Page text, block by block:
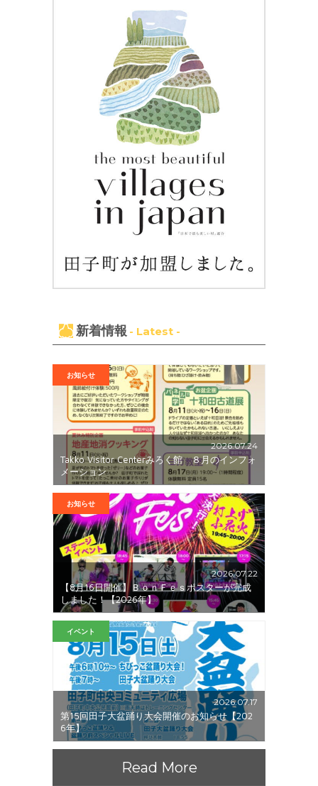
新着情報 - Latest -
お知らせ
2026.07.24
Takko Visitor Centerみろく館 ８月のインフォ
メーション
お知らせ
2026.07.22
【8月16日開催】ＢｏｎＦｅｓポスターが完成
しました！【2026年】
イベント
2026.07.17
第15回田子大盆踊り大会開催のお知らせ【202
6年】
Read More